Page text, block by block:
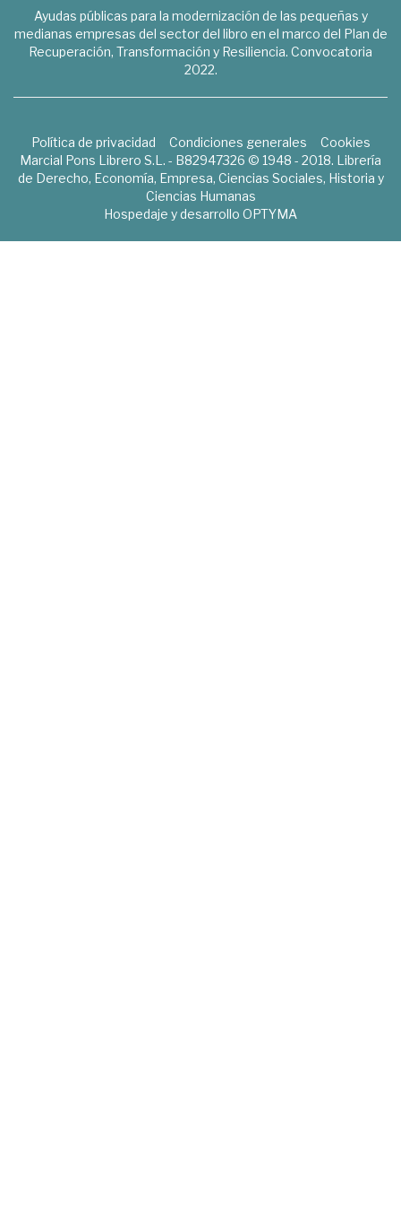
Ayudas públicas para la modernización de las pequeñas y
medianas empresas del sector del libro en el marco del Plan de
Recuperación, Transformación y Resiliencia. Convocatoria
2022.
Política de privacidad Condiciones generales
Cookies
Marcial Pons Librero S.L. - B82947326 © 1948 - 2018. Librería
de Derecho, Economía, Empresa, Ciencias Sociales, Historia y
Ciencias Humanas
Hospedaje y desarrollo OPTYMA